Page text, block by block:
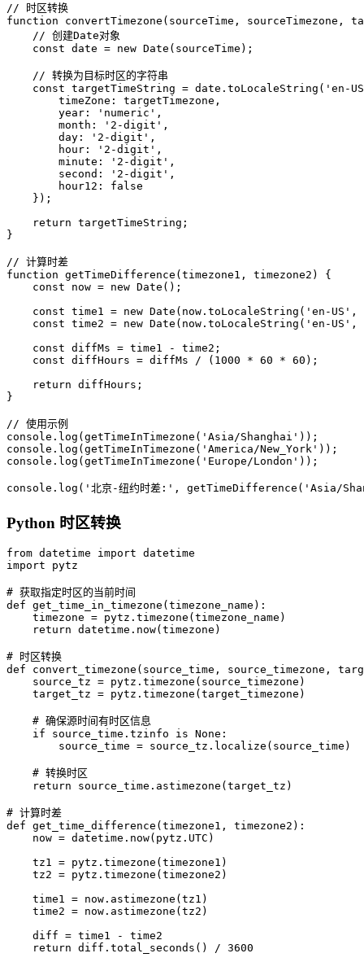
// 时区转换
function convertTimezone(sourceTime, sourceTimezone,
    // 创建Date对象
    const date = new Date(sourceTime);
    // 转换为目标时区的字符串
const targetTimeString = date.toLocaleString('en-
        timeZone: targetTimezone,
        year: 'numeric',
        month: '2-digit',
        day: '2-digit',
        hour: '2-digit',
        minute: '2-digit',
        second: '2-digit',
        hour12: false
    });
    return targetTimeString;
}
// 计算时差
function getTimeDifference(timezone1, timezone2) {
    const now = new Date();
const time1 = new Date(now.toLocaleString('en-US',
const time2 = new Date(now.toLocaleString('en-US',
    const diffMs = time1 - time2;
    const diffHours = diffMs / (1000 * 60 * 60);
    return diffHours;
}
// 使用示例
console.log(getTimeInTimezone('Asia/Shanghai'));
console.log(getTimeInTimezone('America/New_York'));
console.log(getTimeInTimezone('Europe/London'));
console.log('北京-纽约时差:', getTimeDifference('Asia/
Python 时区转换
from datetime import datetime
import pytz
# 获取指定时区的当前时间
def get_time_in_timezone(timezone_name):
    timezone = pytz.timezone(timezone_name)
    return datetime.now(timezone)
# 时区转换
def convert_timezone(source_time, source_timezone,
    source_tz = pytz.timezone(source_timezone)
    target_tz = pytz.timezone(target_timezone)
    # 确保源时间有时区信息
    if source_time.tzinfo is None:
        source_time = source_tz.localize(source_time)
    # 转换时区
    return source_time.astimezone(target_tz)
# 计算时差
def get_time_difference(timezone1, timezone2):
    now = datetime.now(pytz.UTC)
    tz1 = pytz.timezone(timezone1)
    tz2 = pytz.timezone(timezone2)
    time1 = now.astimezone(tz1)
    time2 = now.astimezone(tz2)
    diff = time1 - time2
    return diff.total_seconds() / 3600